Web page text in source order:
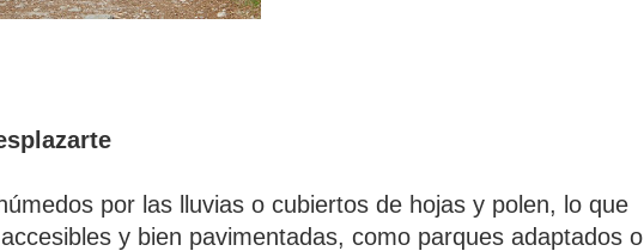
por las lluvias o cubiertos de hojas y polen, lo que
y bien pavimentadas, como parques adaptados o